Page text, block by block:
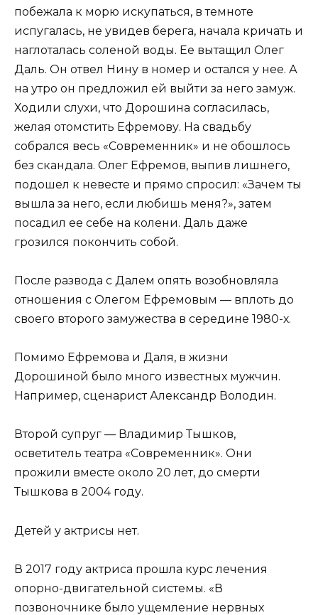
побежала к морю искупаться, в темноте
испугалась, не увидев берега, начала кричать и
наглоталась соленой воды. Ее вытащил Олег
Даль. Он отвел Нину в номер и остался у нее. А
на утро он предложил ей выйти за него замуж.
Ходили слухи, что Дорошина согласилась,
желая отомстить Ефремову. На свадьбу
собрался весь «Современник» и не обошлось
без скандала. Олег Ефремов, выпив лишнего,
подошел к невесте и прямо спросил: «Зачем ты
вышла за него, если любишь меня?», затем
посадил ее себе на колени. Даль даже
грозился покончить собой.
После развода с Далем опять возобновляла
отношения с Олегом Ефремовым — вплоть до
своего второго замужества в середине 1980-х.
Помимо Ефремова и Даля, в жизни
Дорошиной было много известных мужчин.
Например, сценарист Александр Володин.
Второй супруг — Владимир Тышков,
осветитель театра «Современник». Они
прожили вместе около 20 лет, до смерти
Тышкова в 2004 году.
Детей у актрисы нет.
В 2017 году актриса прошла курс лечения
опорно-двигательной системы. «В
позвоночнике было ущемление нервных